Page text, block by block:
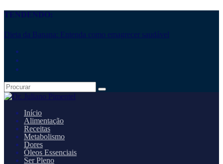
TENDENDO:
Dieta da Banana: Entenda como emagrecer saudável
Início
Alimentação
Receitas
Metabolismo
Dores
Óleos Essenciais
Ser Pleno